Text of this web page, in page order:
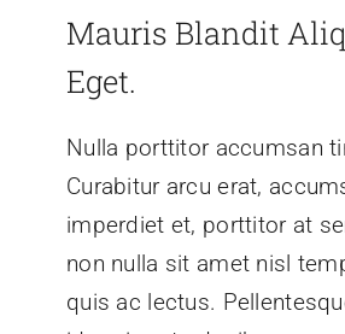
Mauris Blandit
Eget.
Nulla porttitor accumsan
Curabitur arcu erat,
imperdiet et, porttitor at
non nulla sit amet nisl
quis ac lectus.